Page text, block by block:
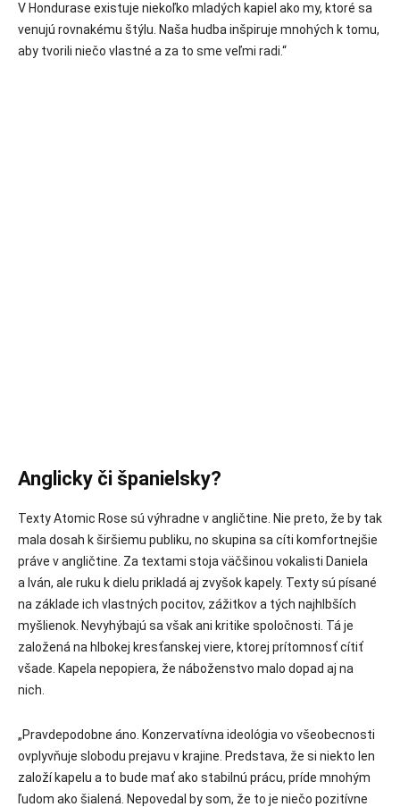
V Hondurase existuje niekoľko mladých kapiel ako my, ktoré sa
venujú rovnakému štýlu. Naša hudba inšpiruje mnohých k tomu,
aby tvorili niečo vlastné a za to sme veľmi radi.“
Anglicky či španielsky?
Texty Atomic Rose sú výhradne v angličtine. Nie preto, že by tak
mala dosah k širšiemu publiku, no skupina sa cíti komfortnejšie
práve v angličtine. Za textami stoja väčšinou vokalisti Daniela
a Iván, ale ruku k dielu prikladá aj zvyšok kapely. Texty sú písané
na základe ich vlastných pocitov, zážitkov a tých najhlbších
myšlienok. Nevyhýbajú sa však ani kritike spoločnosti. Tá je
založená na hlbokej kresťanskej viere, ktorej prítomnosť cítiť
všade. Kapela nepopiera, že náboženstvo malo dopad aj na
nich.
„Pravdepodobne áno. Konzervatívna ideológia vo všeobecnosti
ovplyvňuje slobodu prejavu v krajine. Predstava, že si niekto len
založí kapelu a to bude mať ako stabilnú prácu, príde mnohým
ľudom ako šialená. Nepovedal by som, že to je niečo pozitívne